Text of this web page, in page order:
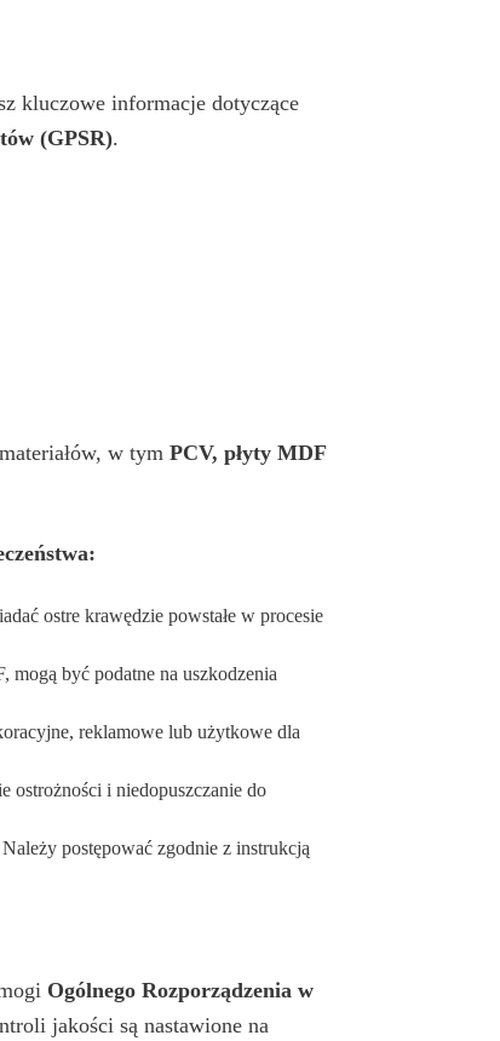
kluczowe informacje dotyczące
(GPSR).
w tym PCV, płyty MDF
ostre krawędzie powstałe w procesie
być podatne na uszkodzenia
reklamowe lub użytkowe dla
ostrożności i niedopuszczanie do
postępować zgodnie z instrukcją
Ogólnego Rozporządzenia w
jakości są nastawione na